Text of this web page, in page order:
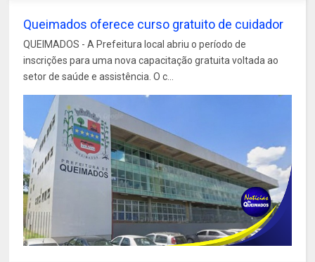
Queimados oferece curso gratuito de cuidador
QUEIMADOS - A Prefeitura local abriu o período de
inscrições para uma nova capacitação gratuita voltada ao
setor de saúde e assistência. O c...